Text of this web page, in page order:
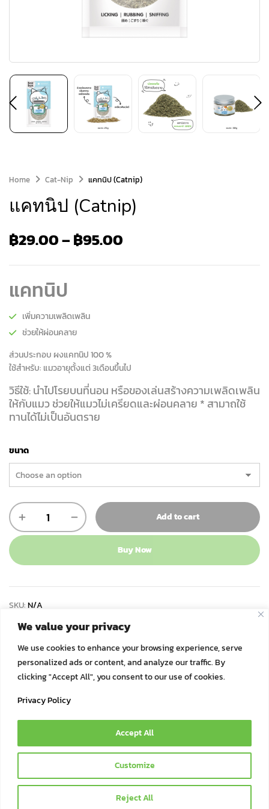
We value your privacy
We use cookies to enhance your browsing experience, serve
personalized ads or content, and analyze our traffic. By
clicking "Accept All", you consent to our use of cookies.
Privacy Policy
Customize
Reject All
Accept All
Home Cat-Nip แคทนิป (Catnip)
แคทนิป (Catnip)
฿29.00–฿95.00
แคทนิป
เพิ่มความเพลิดเพลิน
ช่วยให้ผ่อนคลาย
ส่วนประกอบ ผงแคทนิป 100 %
ใช้สำหรับ: แมวอายุตั้งแต่ 3เดือนขึ้นไป
วิธีใช้: นำไปโรยบนที่นอน หรือของเล่นสร้างความเพลิดเพลิน
ให้กับแมว ช่วยให้แมวไม่เครียดและผ่อนคลาย * สามาถใช้
ทานได้ไม่เป็นอันตราย
ขนาด
แค
ทนิป
(Catnip)
quantity
Add to cart
Buy Now
SKU:N/A
Category:Cat-Nip
© 2021 Bok Bok Pet Munchies by JSJ Pet Products Co., Ltd. | All